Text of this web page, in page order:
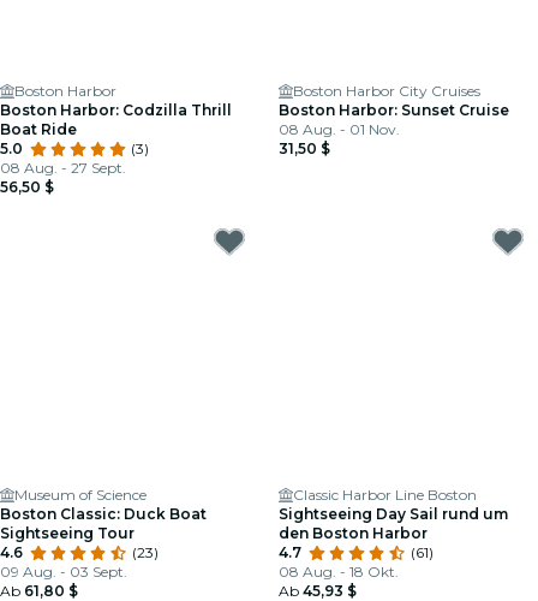
Boston Harbor
Boston Harbor: Codzilla Thrill
Boat Ride
5.0
(3)
08 Aug. - 27 Sept.
56,50 $
Boston Harbor City Cruises
Boston Harbor: Sunset Cruise
08 Aug. - 01 Nov.
31,50 $
Museum of Science
Boston Classic: Duck Boat
Sightseeing Tour
4.6
(23)
09 Aug. - 03 Sept.
Ab 61,80 $
Classic Harbor Line Boston
Sightseeing Day Sail rund um
den Boston Harbor
4.7
(61)
08 Aug. - 18 Okt.
Ab 45,93 $